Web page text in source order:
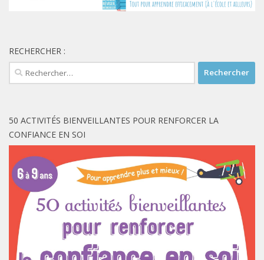
RECHERCHER :
Rechercher :
50 ACTIVITÉS BIENVEILLANTES POUR RENFORCER LA
CONFIANCE EN SOI